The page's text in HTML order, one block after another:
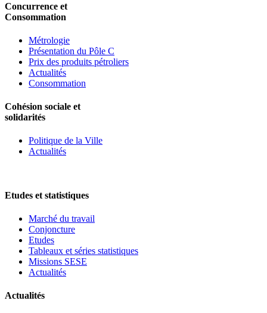
Concurrence et
Consommation
Métrologie
Présentation du Pôle C
Prix des produits pétroliers
Actualités
Consommation
Cohésion sociale et
solidarités
Politique de la Ville
Actualités
Etudes et statistiques
Marché du travail
Conjoncture
Etudes
Tableaux et séries statistiques
Missions SESE
Actualités
Actualités